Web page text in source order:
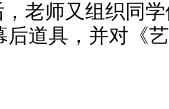
老师又组织同
后道具，并对《